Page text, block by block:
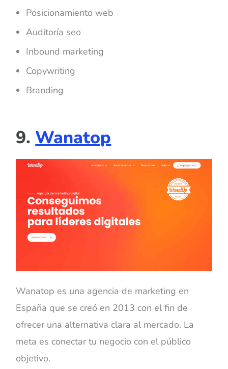
Posicionamiento web
Auditoría seo
Inbound marketing
Copywriting
Branding
9. Wanatop
Wanatop es una agencia de marketing en
España que se creó en 2013 con el fin de
ofrecer una alternativa clara al mercado. La
meta es conectar tu negocio con el público
objetivo.